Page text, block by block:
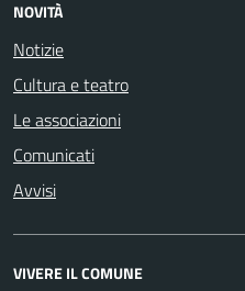
NOVITÀ
Notizie
Cultura e teatro
Le associazioni
Comunicati
Avvisi
VIVERE IL COMUNE